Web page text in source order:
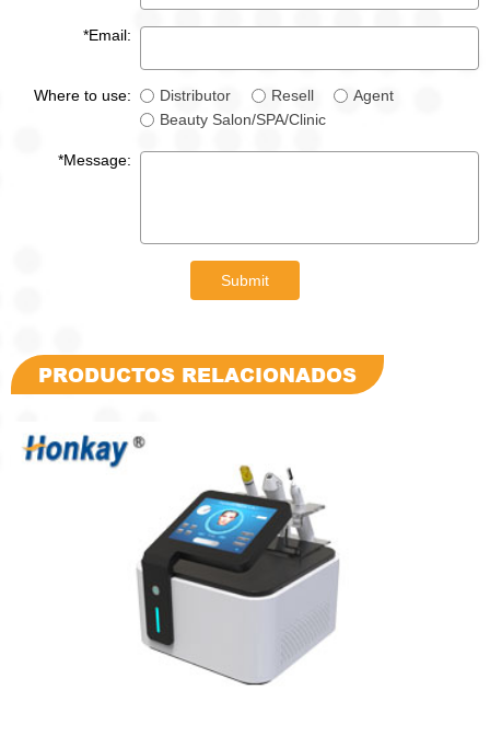
*Email:
Where to use: Distributor Resell
Agent
Beauty Salon/SPA/Clinic
*Message:
Submit
PRODUCTOS RELACIONADOS